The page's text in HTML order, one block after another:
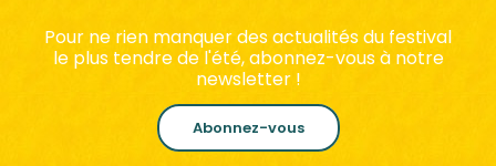
Pour ne rien manquer des actualités du festival
le plus tendre de l'été, abonnez-vous à notre
newsletter !
Abonnez-vous